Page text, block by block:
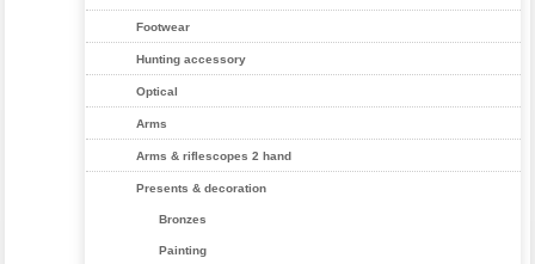
Footwear
Hunting accessory
Optical
Arms
Arms & riflescopes 2 hand
Presents & decoration
Bronzes
Painting